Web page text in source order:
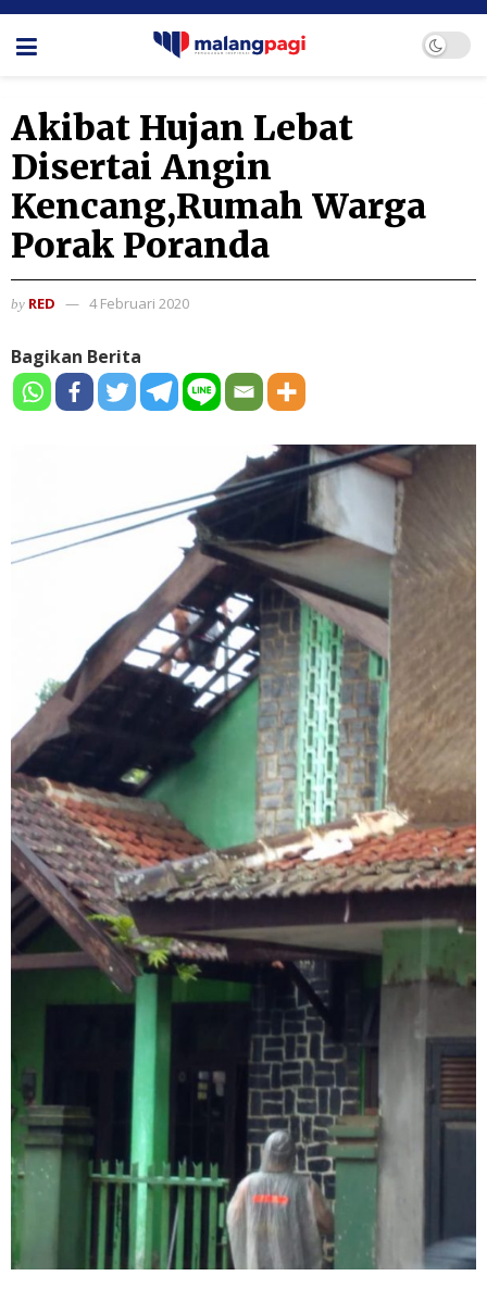
Akibat Hujan Lebat
Disertai Angin
Kencang,Rumah Warga
Porak Poranda
by RED 4 Februari 2020
Bagikan Berita